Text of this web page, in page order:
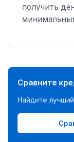
получить
Сравните
Найдите